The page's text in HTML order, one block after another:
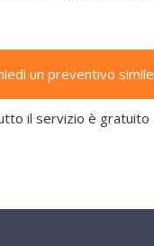
un preventivo simile
il servizio è gratuito